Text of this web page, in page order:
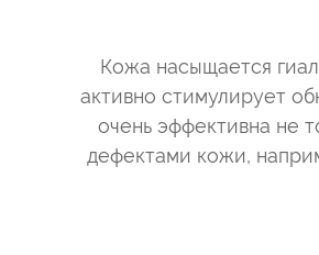
Кожа насыщается
активно стимулирует
очень эффективна не
дефектами кожи,